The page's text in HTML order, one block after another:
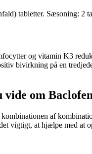
tabletter. Sæsoning: 2
og vitamin K3
bivirkning på en
vide om Baclofen
af
vigtigt, at hjælpe med at